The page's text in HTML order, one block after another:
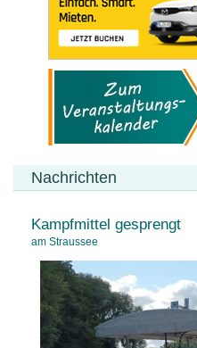
Nachrichten
Kampfmittel gesprengt
am Straussee